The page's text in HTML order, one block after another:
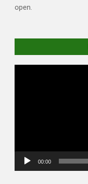
open.
00:00